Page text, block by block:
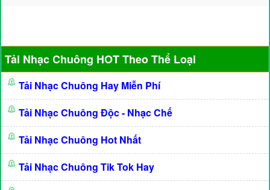
Tải Nhạc Chuông HOT Theo Thể Loại
Tải Nhạc Chuông Hay Miễn Phí
Tải Nhạc Chuông Độc - Nhạc Chế
Tải Nhạc Chuông Hot Nhất
Tải Nhạc Chuông Tik Tok Hay